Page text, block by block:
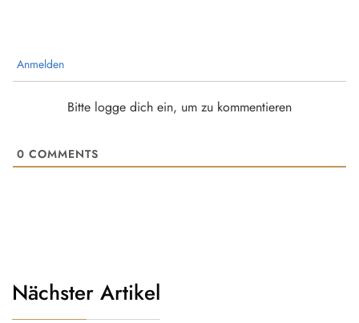
Anmelden
Bitte logge dich ein, um zu kommentieren
0 COMMENTS
Nächster Artikel